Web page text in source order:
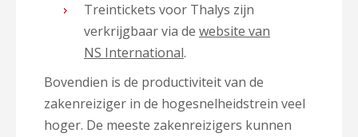
Treintickets voor Thalys zijn
verkrijgbaar via de website van
NS International.
Bovendien is de productiviteit van de
zakenreiziger in de hogesnelheidstrein veel
hoger. De meeste zakenreizigers kunnen